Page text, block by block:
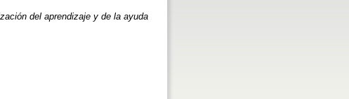
del aprendizaje y de la ayuda